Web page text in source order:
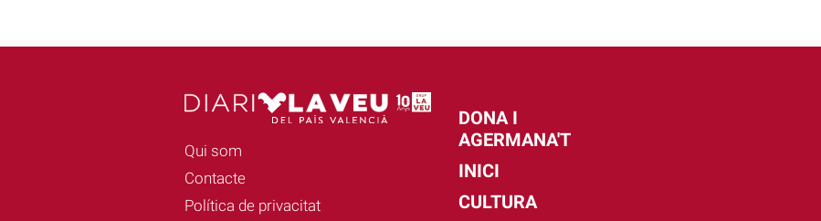
Qui som
Contacte
Política de privacitat
DONA I
AGERMANA'T
INICI
CULTURA